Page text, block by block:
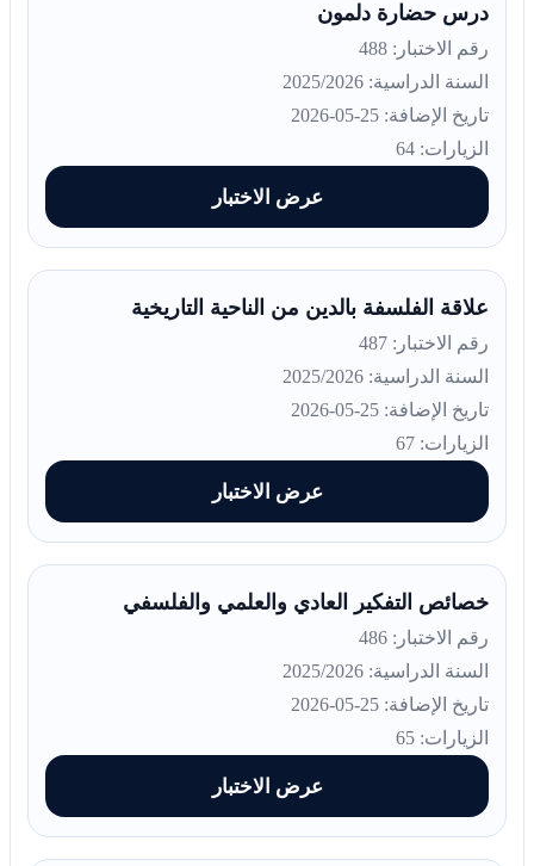
درس حضارة دلمون
رقم الاختبار: 488
السنة الدراسية: 2025/2026
تاريخ الإضافة: 25-05-2026
الزيارات: 64
عرض الاختبار
علاقة الفلسفة بالدين من الناحية التاريخية
رقم الاختبار: 487
السنة الدراسية: 2025/2026
تاريخ الإضافة: 25-05-2026
الزيارات: 67
عرض الاختبار
خصائص التفكير العادي والعلمي والفلسفي
رقم الاختبار: 486
السنة الدراسية: 2025/2026
تاريخ الإضافة: 25-05-2026
الزيارات: 65
عرض الاختبار